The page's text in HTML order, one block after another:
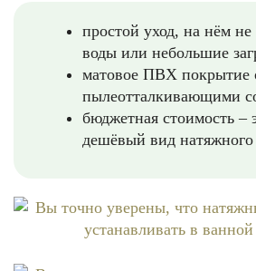
простой уход, на нём
воды или небольшие
матовое ПВХ покрытие
пылеотталкивающими
бюджетная стоимость –
дешёвый вид натяжного